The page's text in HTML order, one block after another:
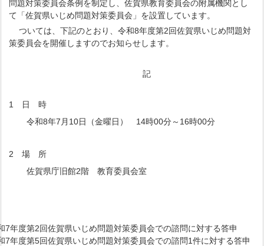
問題対策委員会条例を制定し、佐賀県教育委員会の附属機関とし
て「佐賀県いじめ問題対策委員会」を設置しています。
ついては、下記のとおり、令和8年度第2回佐賀県いじめ問題対
策委員会を開催しますのでお知らせします。
記
1 日 時
令和8年7月10日（金曜日） 14時00分～16時00分
2 場 所
佐賀県庁旧館2階 教育委員会室
7年度第2回佐賀県いじめ問題対策委員会での諮問に対する答申
7年度第5回佐賀県いじめ問題対策委員会での諮問1件に対する答申